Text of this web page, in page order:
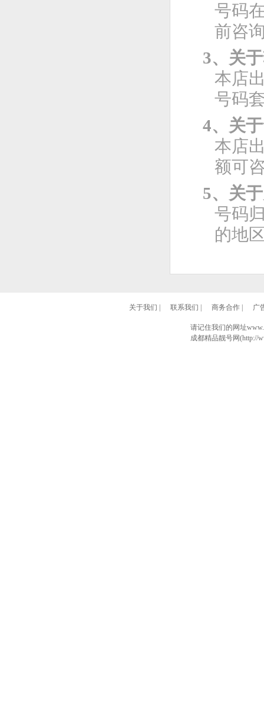
号码
前咨
3、关
本店
号码
4、关
本店
额可
5、关
号码
的地
关于我们 联系我们 商务合作| 广
请记住我们的网址
成都精品靓号网(http://